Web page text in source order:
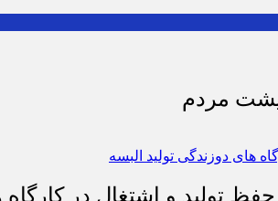
مجاز انجام شود
مردم